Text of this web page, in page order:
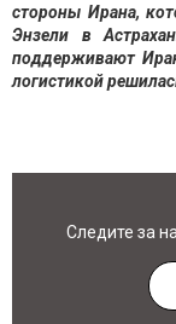
стороны Ирана,
Энзели в
поддерживают
логистикой
Следите за